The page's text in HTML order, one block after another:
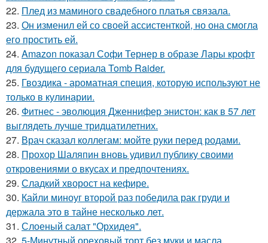
22. Плед из маминого свадебного платья связала.
23. Он изменил ей со своей ассистенткой, но она смогла
его простить ей.
24. Amazon показал Софи Тернер в образе Лары крофт
для будущего сериала Tomb Raider.
25. Гвоздика - ароматная специя, которую используют не
только в кулинарии.
26. Фитнес - эволюция Дженнифер энистон: как в 57 лет
выглядеть лучше тридцатилетних.
27. Врач сказал коллегам: мойте руки перед родами.
28. Прохор Шаляпин вновь удивил публику своими
откровениями о вкусах и предпочтениях.
29. Сладкий хворост на кефире.
30. Кайли миноуг второй раз победила рак груди и
держала это в тайне несколько лет.
31. Слоеный салат "Орхидея".